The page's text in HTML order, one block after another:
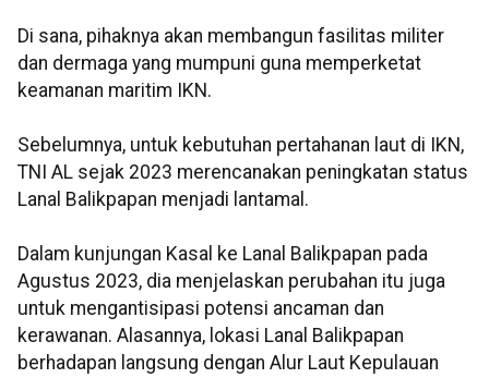
Di sana, pihaknya akan membangun fasilitas militer
dan dermaga yang mumpuni guna memperketat
keamanan maritim IKN.
Sebelumnya, untuk kebutuhan pertahanan laut di IKN,
TNI AL sejak 2023 merencanakan peningkatan status
Lanal Balikpapan menjadi lantamal.
Dalam kunjungan Kasal ke Lanal Balikpapan pada
Agustus 2023, dia menjelaskan perubahan itu juga
untuk mengantisipasi potensi ancaman dan
kerawanan. Alasannya, lokasi Lanal Balikpapan
berhadapan langsung dengan Alur Laut Kepulauan